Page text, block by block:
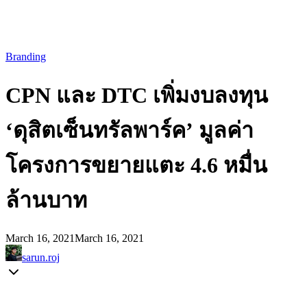
Branding
CPN และ DTC เพิ่มงบลงทุน
‘ดุสิตเซ็นทรัลพาร์ค’ มูลค่า
โครงการขยายแตะ 4.6 หมื่น
ล้านบาท
March 16, 2021March 16, 2021
sarun.roj